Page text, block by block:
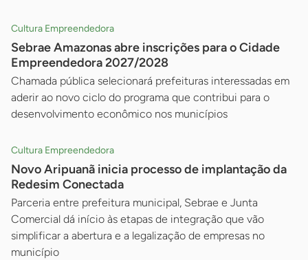
Cultura Empreendedora
Sebrae Amazonas abre inscrições para o Cidade
Empreendedora 2027/2028
Chamada pública selecionará prefeituras interessadas em
aderir ao novo ciclo do programa que contribui para o
desenvolvimento econômico nos municípios
Cultura Empreendedora
Novo Aripuanã inicia processo de implantação da
Redesim Conectada
Parceria entre prefeitura municipal, Sebrae e Junta
Comercial dá início às etapas de integração que vão
simplificar a abertura e a legalização de empresas no
município